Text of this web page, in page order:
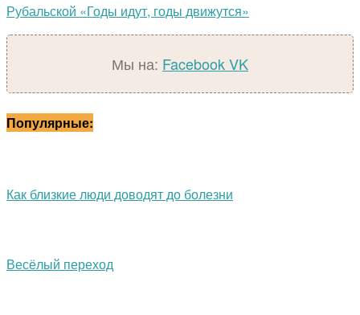
Рубальской «Годы идут, годы движутся»
Мы на: FacebookVK
Популярные:
Как близкие люди доводят до болезни
Весёлый переход